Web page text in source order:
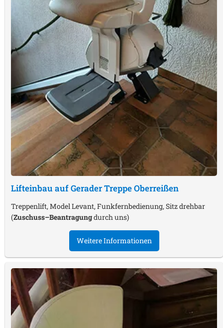
Lifteinbau auf Gerader TreppeOberreißen
Treppenlift, Model Levant, Funkfernbedienung, Sitz drehbar
(Zuschuss–Beantragungdurch uns)
Weitere Informationen